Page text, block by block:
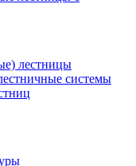
лестницы
системы